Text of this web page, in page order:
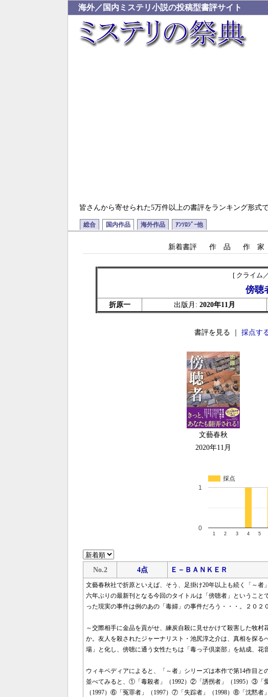
海外／国内ミステリ小説の投稿型書評サイト
皆さんから寄せられた5万件以上の書評をランキング形式
総合 国内作品 海外作品 ｱﾝｿﾛｼﾞｰ他
新着書評 作 品 作 家
[ クライム
傍聴
折原一 出版月: 2020年11月
書評を見る ｜ 採点す
文藝春秋
2020年11月
採点
1 2 3 4 5
0
1
No.2 4点 Ｅ－ＢＡＮＫＥＲ
文藝春秋社で折原といえば、そう、足掛け20年以上も続く「～者
六年ぶりの最新刊となる今回のタイトルは「傍聴者」というこ
った現実の事件は例のあの「毒婦」の事件だろう・・・。２０２
～交際相手に金品を貢がせ、練炭自殺に見せかけて殺害した牧
か。友人を殺されたジャーナリスト・池尻淳之介は、真相を探る
場」と化し、傍聴に通う女性たちは「毒っ子倶楽部」を結成、花
ウィキペディアによると、「～者」シリーズは本作で第14作目と
並べてみると、①「毒殺者」（1992）②「誘拐者」（1995）③「
（1997）⑥「冤罪者」（1997）⑦「失踪者」（1998）⑧「沈黙者